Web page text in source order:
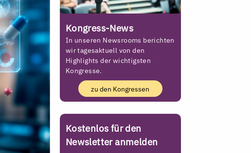
Kongress-News
In unseren Newsrooms berichten
wir tagesaktuell von den
Highlights der wichtigsten
Kongresse.
zu den Kongressen
Kostenlos für den
Newsletter anmelden